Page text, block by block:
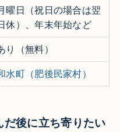
曜日（祝日の場合は翌
休）、年末年始など
り（無料）
水町（肥後民家村）
だ後に立ち寄りたい